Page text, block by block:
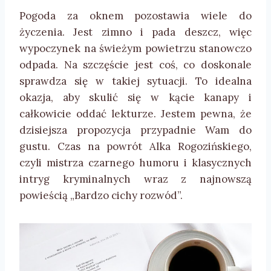
Pogoda za oknem pozostawia wiele do
życzenia. Jest zimno i pada deszcz, więc
wypoczynek na świeżym powietrzu stanowczo
odpada. Na szczęście jest coś, co doskonale
sprawdza się w takiej sytuacji. To idealna
okazja, aby skulić się w kącie kanapy i
całkowicie oddać lekturze. Jestem pewna, że
dzisiejsza propozycja przypadnie Wam do
gustu. Czas na powrót Alka Rogozińskiego,
czyli mistrza czarnego humoru i klasycznych
intryg kryminalnych wraz z najnowszą
powieścią „Bardzo cichy rozwód”.